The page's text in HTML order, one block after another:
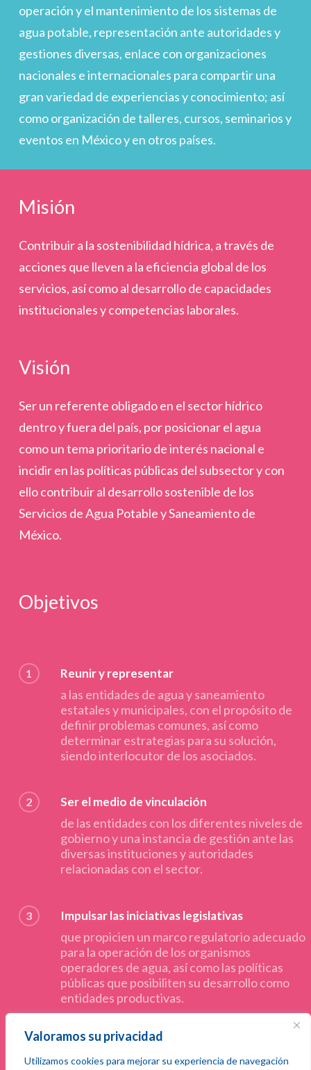
Valoramos su privacidad
Utilizamos cookies para mejorar su experiencia de navegación
operación y el mantenimiento de los sistemas de
agua potable, representación ante autoridades y
gestiones diversas, enlace con organizaciones
nacionales e internacionales para compartir una
gran variedad de experiencias y conocimiento; así
como organización de talleres, cursos, seminarios y
eventos en México y en otros países.
Misión
Contribuir a la sostenibilidad hídrica, a través de
acciones que lleven a la eficiencia global de los
servicios, así como al desarrollo de capacidades
institucionales y competencias laborales.
Visión
Ser un referente obligado en el sector hídrico
dentro y fuera del país, por posicionar el agua
como un tema prioritario de interés nacional e
incidir en las políticas públicas del subsector y con
ello contribuir al desarrollo sostenible de los
Servicios de Agua Potable y Saneamiento de
México.
Objetivos
1 Reunir y representar
a las entidades de agua y saneamiento
estatales y municipales, con el propósito de
definir problemas comunes, así como
determinar estrategias para su solución,
siendo interlocutor de los asociados.
2 Ser el medio de vinculación
de las entidades con los diferentes niveles de
gobierno y una instancia de gestión ante las
diversas instituciones y autoridades
relacionadas con el sector.
3 Impulsar las iniciativas legislativas
que propicien un marco regulatorio adecuado
para la operación de los organismos
operadores de agua, así como las políticas
públicas que posibiliten su desarrollo como
entidades productivas.
4 Divulgar
entre los agremiados las experiencias y